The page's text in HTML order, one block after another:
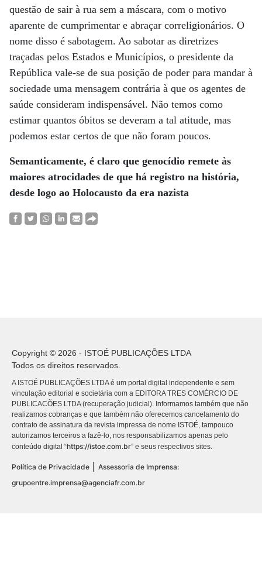
questão de sair à rua sem a máscara, com o motivo
aparente de cumprimentar e abraçar correligionários. O
nome disso é sabotagem. Ao sabotar as diretrizes
traçadas pelos Estados e Municípios, o presidente da
República vale-se de sua posição de poder para mandar à
sociedade uma mensagem contrária à que os agentes de
saúde consideram indispensável. Não temos como
estimar quantos óbitos se deveram a tal atitude, mas
podemos estar certos de que não foram poucos.
Semanticamente, é claro que genocídio remete às
maiores atrocidades de que há registro na história,
desde logo ao Holocausto da era nazista
Copyright © 2026 - ISTOÉ PUBLICAÇÕES LTDA
Todos os direitos reservados.
A ISTOÉ PUBLICAÇÕES LTDA é um portal digital independente e sem
vinculação editorial e societária com a EDITORA TRES COMÉRCIO DE
PUBLICACÕES LTDA (recuperação judicial). Informamos também que não
realizamos cobranças e que também não oferecemos cancelamento do
contrato de assinatura da revista impressa de nome ISTOÉ, tampouco
autorizamos terceiros a fazê-lo, nos responsabilizamos apenas pelo
conteúdo digital “https://istoe.com.br” e seus respectivos sites.
Política de Privacidade
Assessoria de Imprensa:
grupoentre.imprensa@agenciafr.com.br